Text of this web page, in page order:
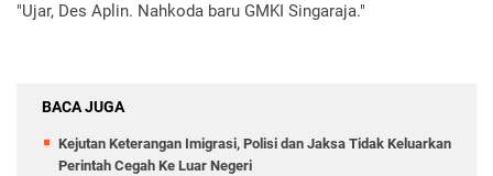
"Ujar, Des Aplin. Nahkoda baru GMKI Singaraja."
BACA JUGA
Kejutan Keterangan Imigrasi, Polisi dan Jaksa Tidak Keluarkan
Perintah Cegah Ke Luar Negeri